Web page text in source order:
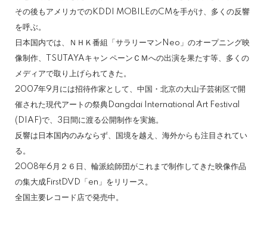
その後もアメリカでのKDDI MOBILEのCMを手がけ、多くの反響
を呼ぶ。
日本国内では、ＮＨＫ番組「サラリーマンNeo」のオープニング映
像制作、TSUTAYAキャン ペーンＣＭへの出演を果たす等、多くの
メディアで取り上げられてきた。
2007年9月には招待作家として、中国・北京の大山子芸術区で開
催された現代アートの祭典Dangdai International Art Festival
(DIAF)で、3日間に渡る公開制作を実施。
反響は日本国内のみならず、国境を越え、海外からも注目されてい
る。
2008年6月２６日、輪派絵師団がこれまで制作してきた映像作品
の集大成FirstDVD「en」をリリース。
全国主要レコード店で発売中。